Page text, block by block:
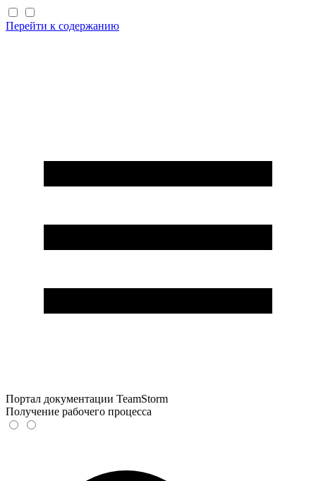
Перейти к содержанию
Портал документации TeamStorm
Получение рабочего процесса